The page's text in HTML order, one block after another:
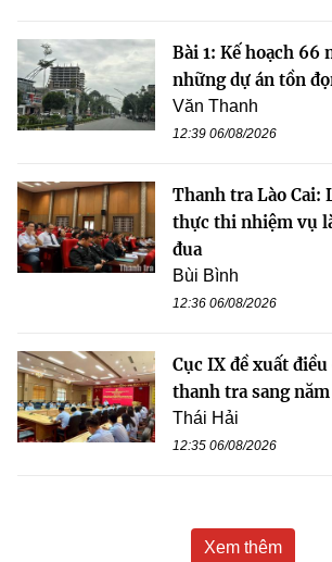
Bài 1: Kế hoạch
những dự án tồn
Văn Thanh
12:39 06/08/2026
Thanh tra Lào Cai:
thực thi nhiệm vụ
đua
Bùi Bình
12:36 06/08/2026
Cục IX đề xuất
thanh tra sang
Thái Hải
12:35 06/08/2026
Xem thêm